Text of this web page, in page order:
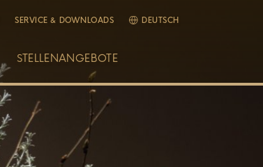
SERVICE & DOWNLOADS DEUTSCH
STELLENANGEBOTE